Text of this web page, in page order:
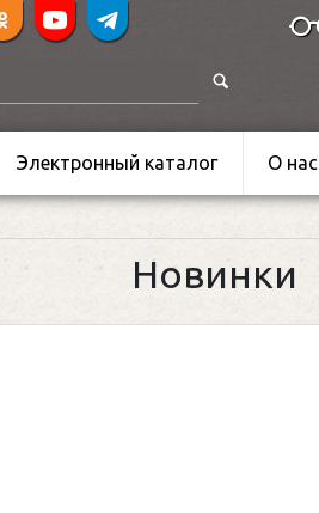
Электронный каталог О нас
Новинки